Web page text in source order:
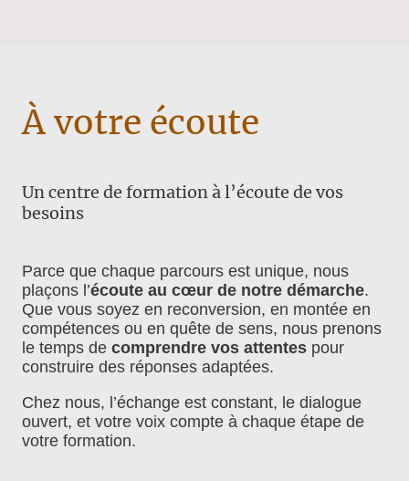
À votre écoute
Un centre de formation à l’écoute de vos
besoins
Parce que chaque parcours est unique, nous
plaçons l’écoute au cœur de notre démarche.
Que vous soyez en reconversion, en montée en
compétences ou en quête de sens, nous prenons
le temps de comprendre vos attentes pour
construire des réponses adaptées.
Chez nous, l’échange est constant, le dialogue
ouvert, et votre voix compte à chaque étape de
votre formation.